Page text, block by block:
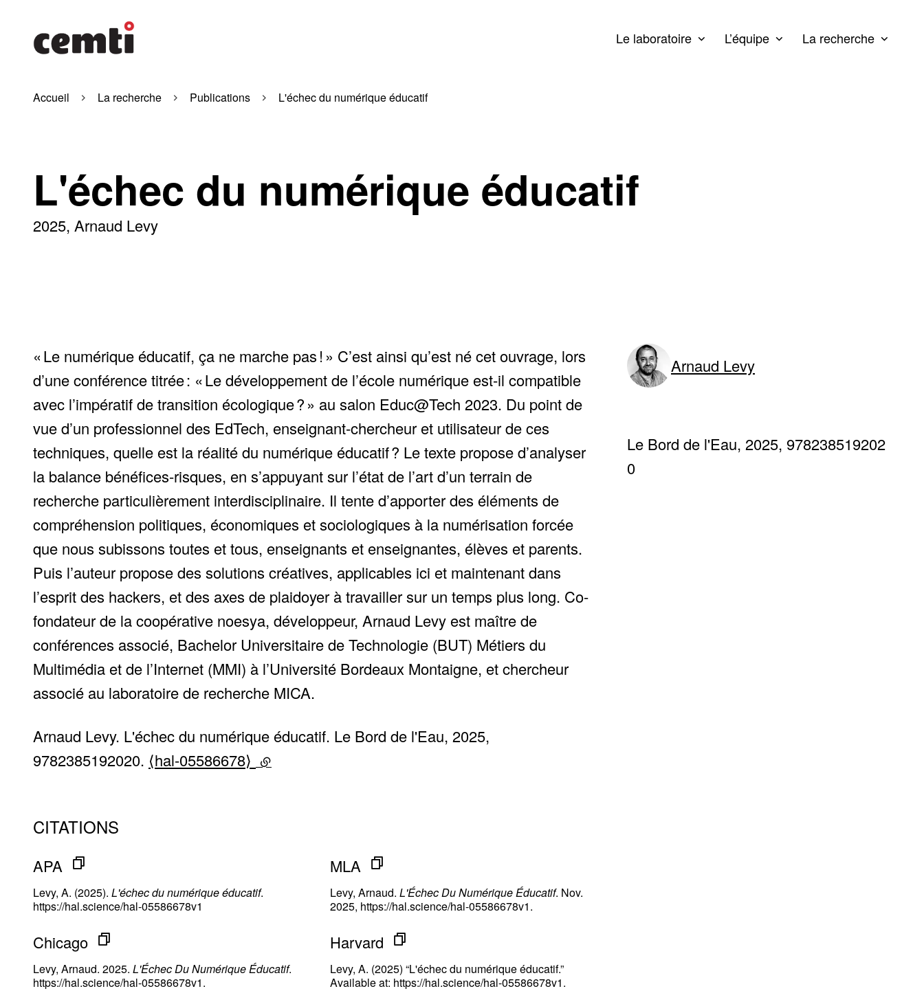
Le laboratoire L’équipe La recherche
Accueil La recherche Publications L'échec du numérique éducatif
L'échec du numérique éducatif
2025 Arnaud Levy
Arnaud Levy
Le Bord de l'Eau, 2025, 978238519202
0
« Le numérique éducatif, ça ne marche pas ! » C’est ainsi qu’est né cet ouvrage, lors
d’une conférence titrée : « Le développement de l’école numérique est-il compatible
avec l’impératif de transition écologique ? » au salon Educ@Tech 2023. Du point de
vue d’un professionnel des EdTech, enseignant-chercheur et utilisateur de ces
techniques, quelle est la réalité du numérique éducatif ? Le texte propose d’analyser
la balance bénéfices-risques, en s’appuyant sur l’état de l’art d’un terrain de
recherche particulièrement interdisciplinaire. Il tente d’apporter des éléments de
compréhension politiques, économiques et sociologiques à la numérisation forcée
que nous subissons toutes et tous, enseignants et enseignantes, élèves et parents.
Puis l’auteur propose des solutions créatives, applicables ici et maintenant dans
l’esprit des hackers, et des axes de plaidoyer à travailler sur un temps plus long. Co-
fondateur de la coopérative noesya, développeur, Arnaud Levy est maître de
conférences associé, Bachelor Universitaire de Technologie (BUT) Métiers du
Multimédia et de l’Internet (MMI) à l’Université Bordeaux Montaigne, et chercheur
associé au laboratoire de recherche MICA.
Arnaud Levy. L'échec du numérique éducatif. Le Bord de l'Eau, 2025,
9782385192020. ⟨hal-05586678⟩ (lien externe)
CITATIONS
APA
Levy, A. (2025). L'échec du numérique éducatif.
https://hal.science/hal-05586678v1
MLA
Levy, Arnaud. L'Échec Du Numérique Éducatif. Nov.
2025, https://hal.science/hal-05586678v1.
Chicago
Levy, Arnaud. 2025. L'Échec Du Numérique Éducatif.
https://hal.science/hal-05586678v1.
Harvard
Levy, A. (2025) “L'échec du numérique éducatif.”
Available at: https://hal.science/hal-05586678v1.